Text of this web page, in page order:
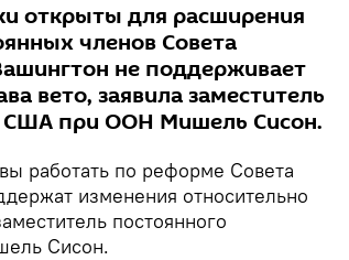
открыты для расширения
членов Совета
не поддерживает
вето, заявила заместитель
США при ООН Мишель Сисон.
работать по реформе Совета
изменения относительно
постоянного
Сисон.